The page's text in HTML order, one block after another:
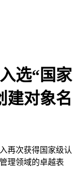
选“国家
建对象名
再次获得国家级认
理领域的卓越表